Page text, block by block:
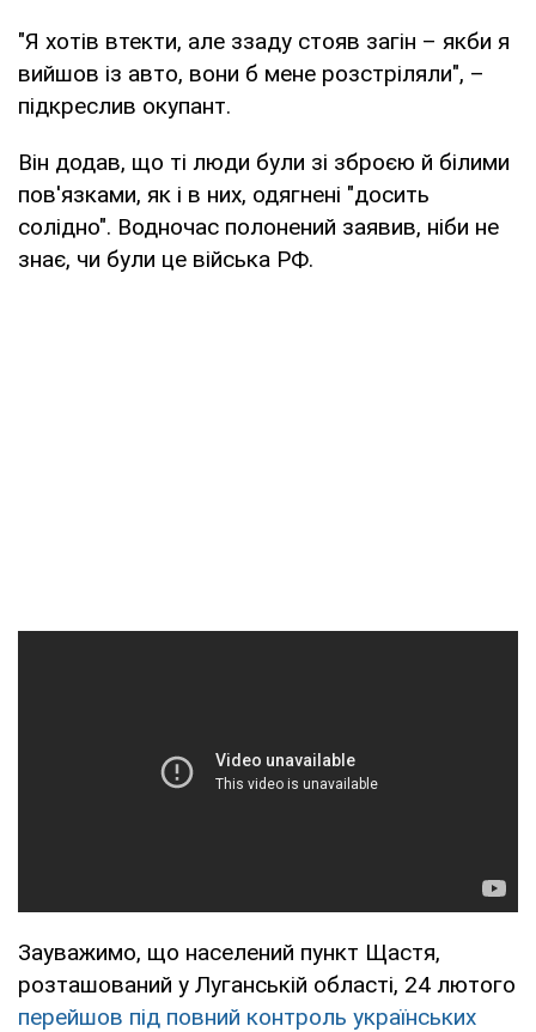
"Я хотів втекти, але ззаду стояв загін – якби я
вийшов із авто, вони б мене розстріляли", –
підкреслив окупант.
Він додав, що ті люди були зі зброєю й білими
пов'язками, як і в них, одягнені "досить
солідно". Водночас полонений заявив, ніби не
знає, чи були це війська РФ.
Зауважимо, що населений пункт Щастя,
розташований у Луганській області, 24 лютого
перейшов під повний контроль українських